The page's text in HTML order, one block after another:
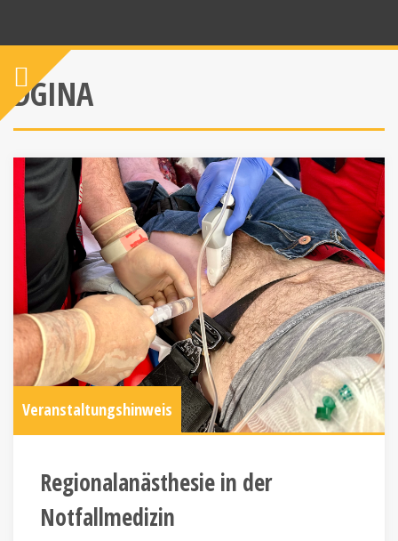
DGINA
Veranstaltungshinweis
Regionalanästhesie in der
Notfallmedizin